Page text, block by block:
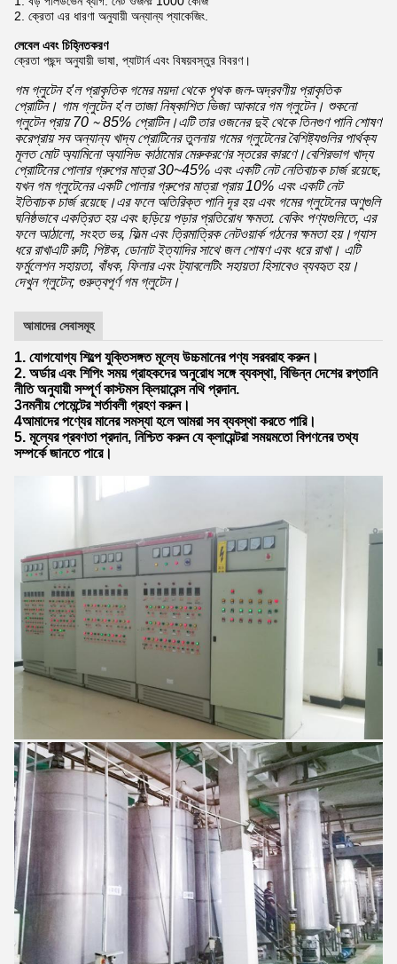
2. ক্রেতা এর ধারণা অনুযায়ী অন্যান্য প্যাকেজিং.
লেবেল এবং চিহ্নিতকরণ
ক্রেতা পছন্দ অনুযায়ী ভাষা, প্যাটার্ন এবং বিষয়বস্তুর বিবরণ।
গম গ্লুটেন হ'ল প্রাকৃতিক গমের ময়দা থেকে পৃথক জল-অদ্রবণীয় প্রাকৃতিক
প্রোটিন। গাম গ্লুটেন হ'ল তাজা নিষ্কাশিত ভিজা আকারে গম গ্লুটেন। শুকনো
গ্লুটেন প্রায় 70 ∼ 85% প্রোটিন।এটি তার ওজনের দুই থেকে তিনগুণ পানি শোষণ
করেপ্রায় সব অন্যান্য খাদ্য প্রোটিনের তুলনায় গমের গ্লুটেনের বৈশিষ্ট্যগুলির পার্থক্য
মূলত মোট অ্যামিনো অ্যাসিড কাঠামোর মেরুকরণের স্তরের কারণে।বেশিরভাগ খাদ্য
প্রোটিনের পোলার গ্রুপের মাত্রা 30~45% এবং একটি নেট নেতিবাচক চার্জ রয়েছে,
যখন গম গ্লুটেনের একটি পোলার গ্রুপের মাত্রা প্রায় 10% এবং একটি নেট
ইতিবাচক চার্জ রয়েছে।এর ফলে অতিরিক্ত পানি দূর হয় এবং গমের গ্লুটেনের অণুগুলি
ঘনিষ্ঠভাবে একত্রিত হয় এবং ছড়িয়ে পড়ার প্রতিরোধ ক্ষমতা. বেকিং পণ্যগুলিতে, এর
ফলে আঠালো, সংহত ভর, ফিল্ম এবং ত্রিমাত্রিক নেটওয়ার্ক গঠনের ক্ষমতা হয়।গ্যাস
ধরে রাখাএটি রুটি, পিষ্টক, ডোনাট ইত্যাদির সাথে জল শোষণ এবং ধরে রাখা। এটি
ফর্মুলেশন সহায়তা, বাঁধক, ফিলার এবং ট্যাবলেটিং সহায়তা হিসাবেও ব্যবহৃত হয়।
দেখুন গ্লুটেন; গুরুত্বপূর্ণ গম গ্লুটেন।
আমাদের সেবাসমূহ
1. যোগযোগ্য শিল্পে যুক্তিসঙ্গত মূল্যে উচ্চমানের পণ্য সরবরাহ করুন।
2. অর্ডার এবং শিপিং সময় গ্রাহকদের অনুরোধ সঙ্গে ব্যবস্থা, বিভিন্ন দেশের রপ্তানি
নীতি অনুযায়ী সম্পূর্ণ কাস্টমস ক্লিয়ারেন্স নথি প্রদান.
3নমনীয় পেমেন্টের শর্তাবলী গ্রহণ করুন।
4আমাদের পণ্যের মানের সমস্যা হলে আমরা সব ব্যবস্থা করতে পারি।
5. মূল্যের প্রবণতা প্রদান, নিশ্চিত করুন যে ক্লায়েন্টরা সময়মতো বিপণনের তথ্য
সম্পর্কে জানতে পারে।